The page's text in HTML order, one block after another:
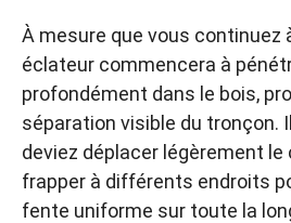
À mesure que vous continuez
éclateur commencera à
profondément dans le bois,
séparation visible du tronçon.
deviez déplacer légèrement
frapper à différents endroits
fente uniforme sur toute la